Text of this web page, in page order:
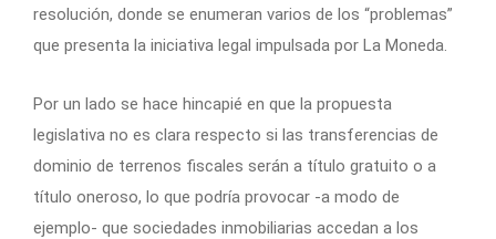
resolución, donde se enumeran varios de los “problemas”
que presenta la iniciativa legal impulsada por La Moneda.
Por un lado se hace hincapié en que la propuesta
legislativa no es clara respecto si las transferencias de
dominio de terrenos fiscales serán a título gratuito o a
título oneroso, lo que podría provocar -a modo de
ejemplo- que sociedades inmobiliarias accedan a los